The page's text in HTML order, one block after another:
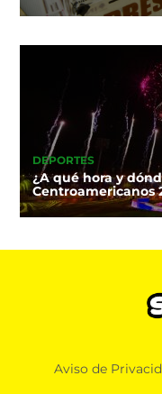
DEPORTES
¿A qué hora y
Centroamericanos
Aviso de